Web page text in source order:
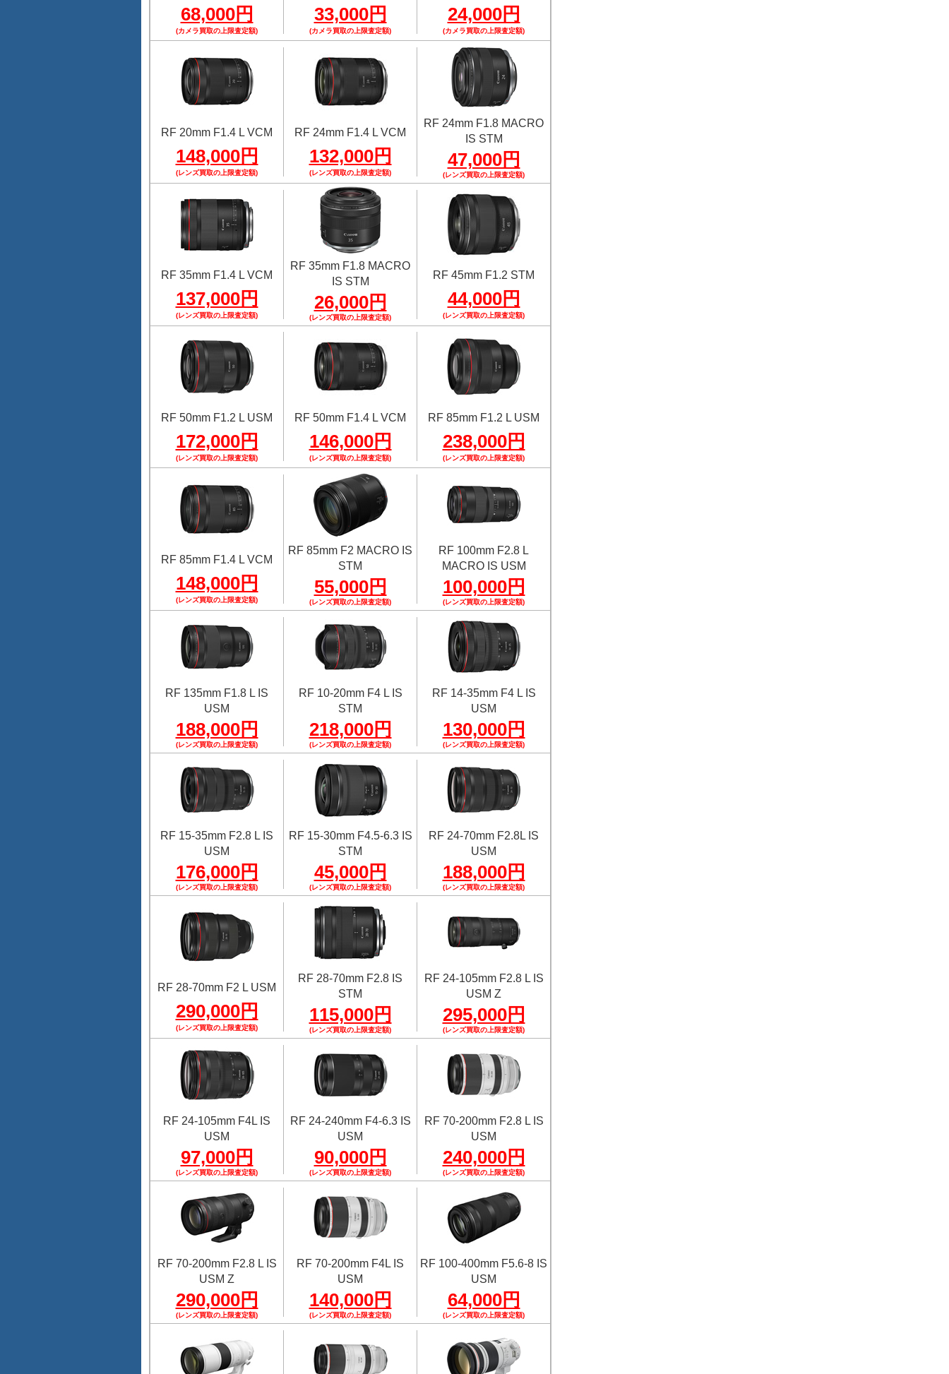
68,000円
(カメラ買取の上限査定額)
33,000円
(カメラ買取の上限査定額)
24,000円
(カメラ買取の上限査定額)
RF 20mm F1.4 L VCM
148,000円
(レンズ買取の上限査定額)
RF 24mm F1.4 L VCM
132,000円
(レンズ買取の上限査定額)
RF 24mm F1.8 MACRO
IS STM
47,000円
(レンズ買取の上限査定額)
RF 35mm F1.4 L VCM
137,000円
(レンズ買取の上限査定額)
RF 35mm F1.8 MACRO
IS STM
26,000円
(レンズ買取の上限査定額)
RF 45mm F1.2 STM
44,000円
(レンズ買取の上限査定額)
RF 50mm F1.2 L USM
172,000円
(レンズ買取の上限査定額)
RF 50mm F1.4 L VCM
146,000円
(レンズ買取の上限査定額)
RF 85mm F1.2 L USM
238,000円
(レンズ買取の上限査定額)
RF 85mm F1.4 L VCM
148,000円
(レンズ買取の上限査定額)
RF 85mm F2 MACRO IS
STM
55,000円
(レンズ買取の上限査定額)
RF 100mm F2.8 L
MACRO IS USM
100,000円
(レンズ買取の上限査定額)
RF 135mm F1.8 L IS
USM
188,000円
(レンズ買取の上限査定額)
RF 10-20mm F4 L IS
STM
218,000円
(レンズ買取の上限査定額)
RF 14-35mm F4 L IS
USM
130,000円
(レンズ買取の上限査定額)
RF 15-35mm F2.8 L IS
USM
176,000円
(レンズ買取の上限査定額)
RF 15-30mm F4.5-6.3 IS
STM
45,000円
(レンズ買取の上限査定額)
RF 24-70mm F2.8L IS
USM
188,000円
(レンズ買取の上限査定額)
RF 28-70mm F2 L USM
290,000円
(レンズ買取の上限査定額)
RF 28-70mm F2.8 IS
STM
115,000円
(レンズ買取の上限査定額)
RF 24-105mm F2.8 L IS
USM Z
295,000円
(レンズ買取の上限査定額)
RF 24-105mm F4L IS
USM
97,000円
(レンズ買取の上限査定額)
RF 24-240mm F4-6.3 IS
USM
90,000円
(レンズ買取の上限査定額)
RF 70-200mm F2.8 L IS
USM
240,000円
(レンズ買取の上限査定額)
RF 70-200mm F2.8 L IS
USM Z
290,000円
(レンズ買取の上限査定額)
RF 70-200mm F4L IS
USM
140,000円
(レンズ買取の上限査定額)
RF 100-400mm F5.6-8 IS
USM
64,000円
(レンズ買取の上限査定額)